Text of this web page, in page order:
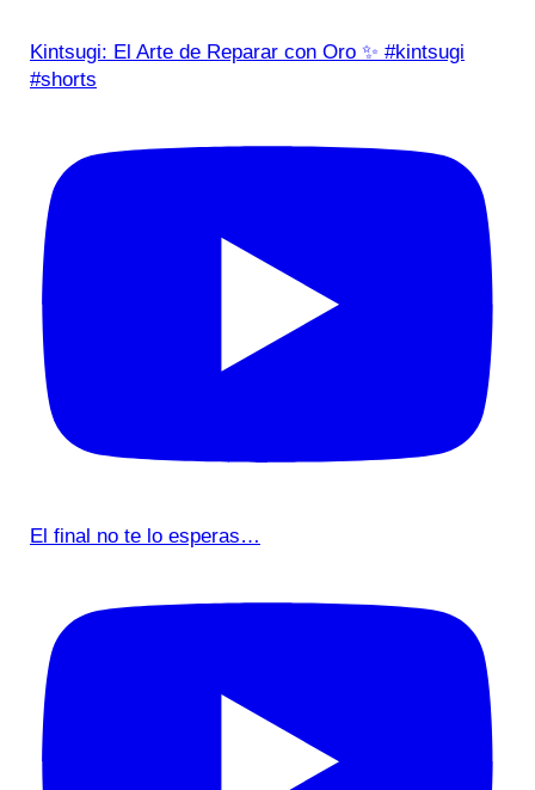
Kintsugi: El Arte de Reparar con Oro ✨ #kintsugi
#shorts
El final no te lo esperas…